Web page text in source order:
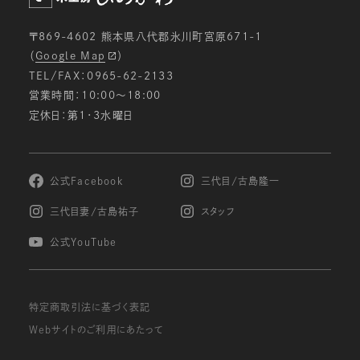
〒869-4602 熊本県八代郡氷川町宮原671-1
（ Google Map
）
TEL/FAX：0965-62-2133
営業時間：10:00〜18:00
定休日：第1・3水曜日
公式Facebook 三代目/古島隆一
三代目妻/古島祐子 スタッフ
公式YouTube
特定商取引法に基づく表記
Webサイトのご利用にあたって